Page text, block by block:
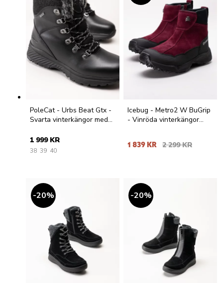
PoleCat - Urbs Beat Gtx -
Svarta vinterkängor med
1 999 KR
38 39 40
Icebug - Metro2 W BuGrip
- Vinröda vinterkängor
1 839 KR 2 299 KR
20% 20%